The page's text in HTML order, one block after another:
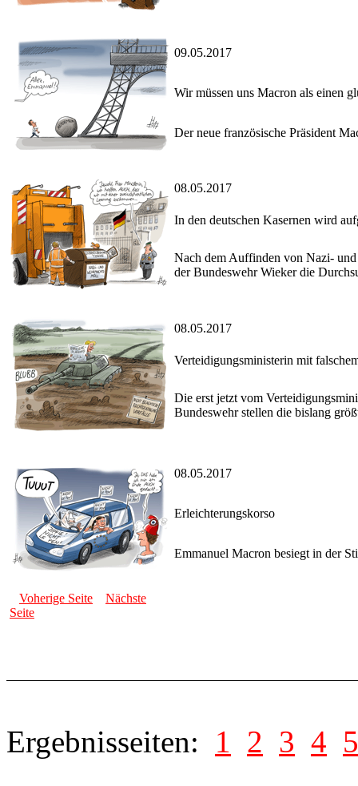
09.05.2017
Wir müssen uns Macron als einen
Der neue französische Präsident
08.05.2017
In den deutschen Kasernen wird
Nach dem Auffinden von Nazi- und
der Bundeswehr Wieker die
08.05.2017
Verteidigungsministerin mit
Die erst jetzt vom
Bundeswehr stellen die bislang
08.05.2017
Erleichterungskorso
Emmanuel Macron besiegt in der
Voherige Seite
Nächste
Seite
Ergebnisseiten: 1 2 3 4 5